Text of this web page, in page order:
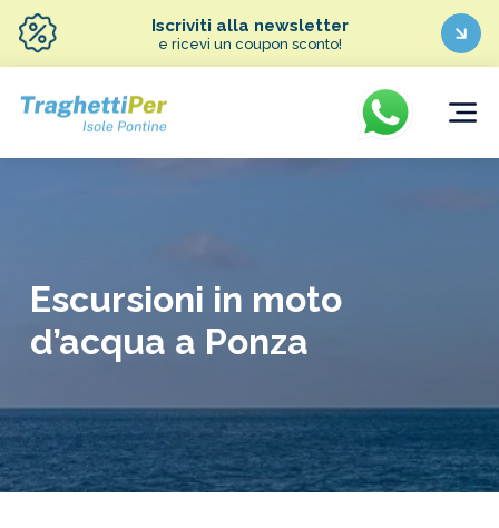
Iscriviti alla newsletter
e ricevi un coupon sconto!
Escursioni in moto
d’acqua a Ponza